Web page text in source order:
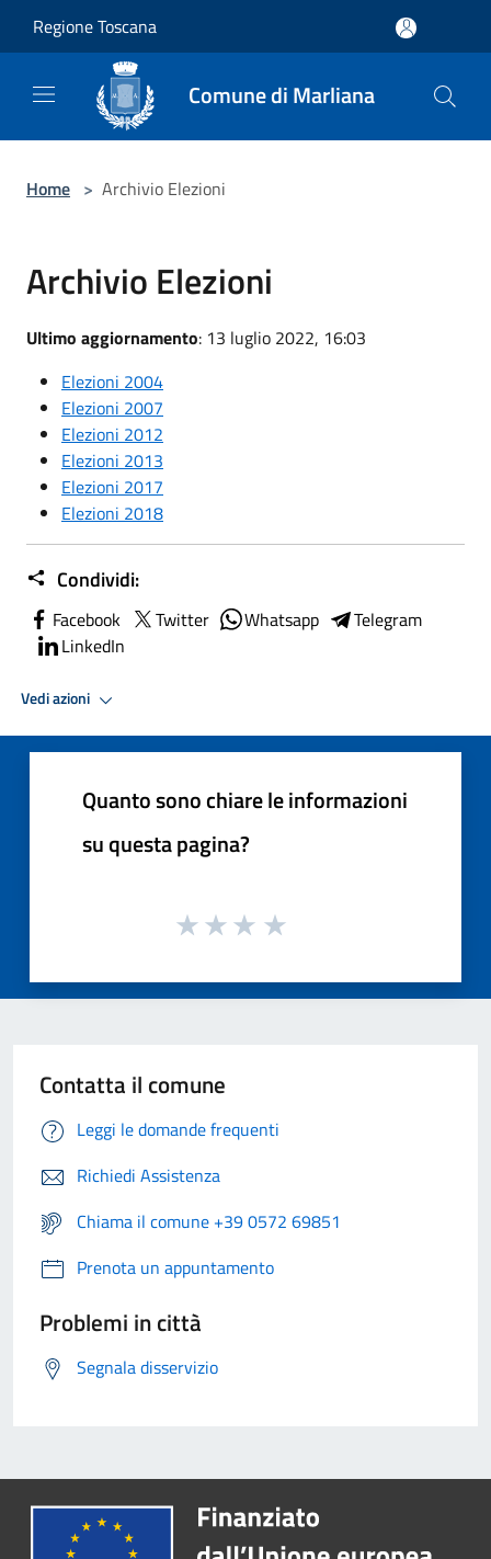
Regione Toscana
Comune di Marliana
Home > Archivio Elezioni
Archivio Elezioni
Ultimo aggiornamento: 13 luglio 2022, 16:03
Elezioni 2004
Elezioni 2007
Elezioni 2012
Elezioni 2013
Elezioni 2017
Elezioni 2018
Condividi:
Facebook Twitter Whatsapp
Telegram
LinkedIn
Vedi azioni
Quanto sono chiare le informazioni
su questa pagina?
Contatta il comune
Leggi le domande frequenti
Richiedi Assistenza
Chiama il comune +39 0572 69851
Prenota un appuntamento
Problemi in città
Segnala disservizio